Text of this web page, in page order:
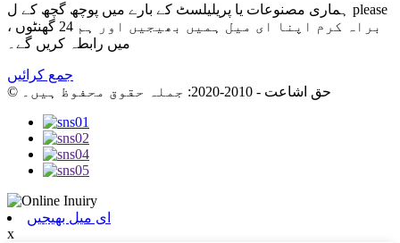
ہماری مصنوعات یا پریلیلسٹ کے بارے میں پوچھ گچھ کے ل please
، براہ کرم اپنا ای میل ہمیں بھیجیں اور ہم 24 گھنٹوں
میں رابطہ کریں گے۔
جمع کرائیں
© حق اشاعت - 2010-2020: جملہ حقوق محفوظ ہیں۔
ای میل بھیجیں
x